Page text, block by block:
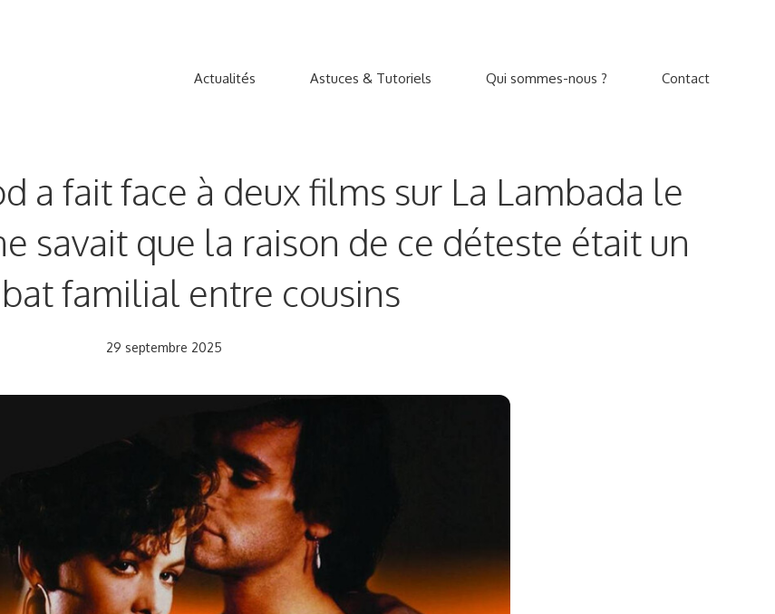
Actualités Astuces & Tutoriels Qui sommes-nous ? Contact
a fait face à deux films sur La Lambada le
savait que la raison de ce déteste était un
familial entre cousins
29 septembre 2025